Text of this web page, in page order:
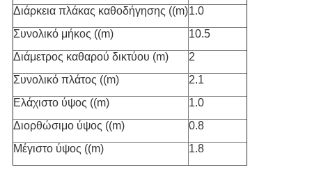
Διάρκεια πλάκας καθοδήγησης ((m)1.0
Συνολικό μήκος ((m)
10.5
Διάμετρος καθαρού δικτύου (m)
2
Συνολικό πλάτος ((m)
2.1
Ελάχιστο ύψος ((m)
1.0
Διορθώσιμο ύψος ((m)
0.8
Μέγιστο ύψος ((m)
1.8